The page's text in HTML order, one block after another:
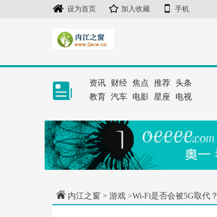
设为首页 加入收藏 手机
资讯 财经 焦点 推荐 头条
教育 汽车 电影 星座 电视
内江之窗 > 游戏 >Wi-Fi是否会被5G取代？